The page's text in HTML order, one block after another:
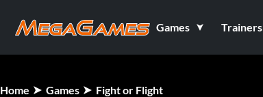
Games Trainers
Home Games Fight or Flight